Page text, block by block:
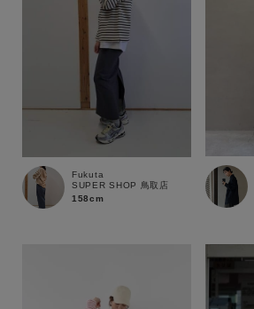
Fukuta
SUPER SHOP 鳥取店
158cm